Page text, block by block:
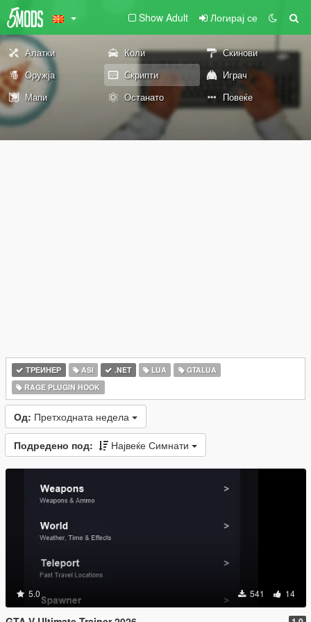
Show Adult Логирај се
Алатки Коли
Скинови
Оружја
Скрипти
Играч
Мапи
Останато Повеќе
ТРЕИНЕР ASI .NET LUA
GTALUA
RAGE PLUGIN HOOK
Од: Претходната недела
Подредено под: Највеќе Симнати
5.0 541 14